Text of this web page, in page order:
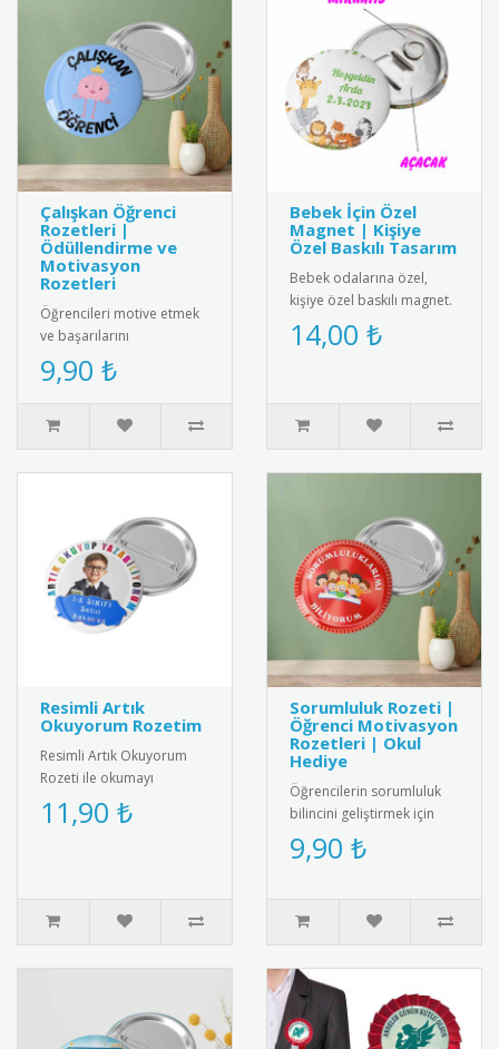
Çalışkan Öğrenci
Rozetleri |
Ödüllendirme ve
Motivasyon
Rozetleri
Öğrencileri motive etmek
ve başarılarını
ödüllendirmek için özel
tasarım çalışkan öğrenci
rozetleri...
9,90 ₺
Bebek İçin Özel
Magnet | Kişiye
Özel Baskılı Tasarım
Bebek odalarına özel,
kişiye özel baskılı magnet.
Buzdolabı, dolap ya da
ferforje süslemelerinde
14,00 ₺
Resimli Artık
Okuyorum Rozetim
Resimli Artık Okuyorum
Rozeti ile okumayı
öğrenen çocukları motive
edin. Renkli ve özel
11,90 ₺
Sorumluluk Rozeti |
Öğrenci Motivasyon
Rozetleri | Okul
Hediye
Öğrencilerin sorumluluk
bilincini geliştirmek için
özel tasarlanmış
motivasyon rozeti. Kaliteli
9,90 ₺